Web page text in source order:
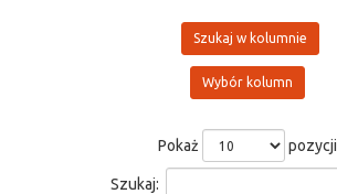
Szukaj w kolumnie
Wybór kolumn
Pokaż pozycji
Szukaj: